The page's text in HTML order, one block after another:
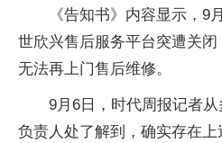
《告知书》内容显示，9
世欣兴售后服务平台突遭关闭
无法再上门售后维修。
9月6日，时代周报记者
负责人处了解到，确实存在上